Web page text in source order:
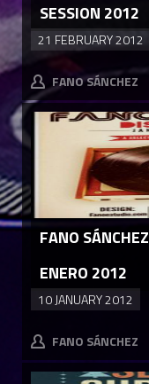
SESSION 2012
21 FEBRUARY 2012
FANO SÁNCHEZ
FANO
ENERO 2012
10 JANUARY 2012
FANO SÁNCHEZ